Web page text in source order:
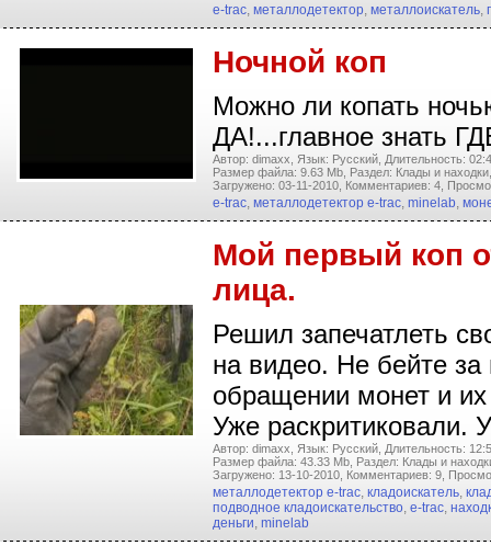
e-trac, металлодетектор, металлоискатель,
Ночной коп
Можно ли копать
ДА!...главное знать
Автор: dimaxx, Язык: Русский, Длительность:
Размер файла: 9.63 Mb, Раздел: Клады и находки,
Загружено: 03-11-2010, Комментариев: 4,
e-trac, металлодетектор e-trac, minelab,
Мой первый коп
лица.
Решил запечатлеть
на видео. Не бейте за
обращении монет и
Уже раскритиковали.
Автор: dimaxx, Язык: Русский, Длительность:
Размер файла: 43.33 Mb, Раздел: Клады и
Загружено: 13-10-2010, Комментариев: 9,
металлодетектор e-trac, кладоискатель,
подводное кладоискательство, e-trac,
деньги, minelab